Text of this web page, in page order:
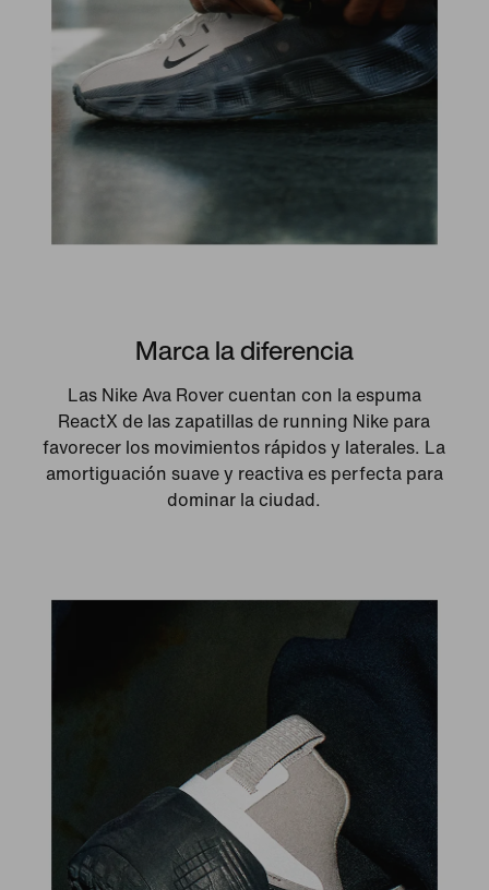
Marca la diferencia
Las Nike Ava Rover cuentan con la espuma
ReactX de las zapatillas de running Nike para
favorecer los movimientos rápidos y laterales. La
amortiguación suave y reactiva es perfecta para
dominar la ciudad.